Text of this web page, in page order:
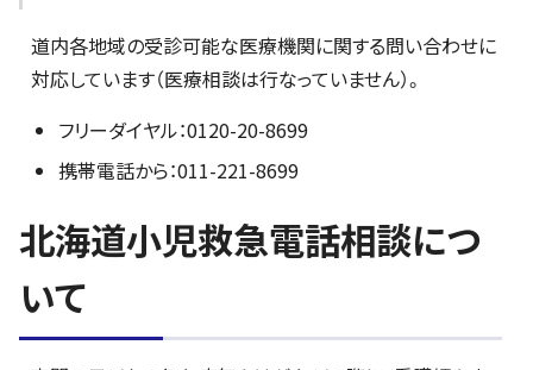
道内各地域の受診可能な医療機関に関する問い合わせに
対応しています（医療相談は行なっていません）。
フリーダイヤル：0120-20-8699
携帯電話から：011-221-8699
北海道小児救急電話相談につ
いて